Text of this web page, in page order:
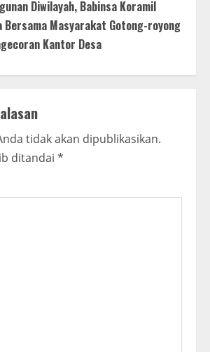
Diwilayah, Babinsa Koramil
Masyarakat Gotong-royong
Kantor Desa
tidak akan dipublikasikan.
ditandai *